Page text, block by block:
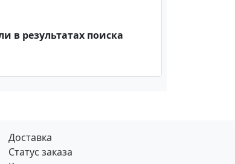
в результатах поиска
Доставка
Статус заказа